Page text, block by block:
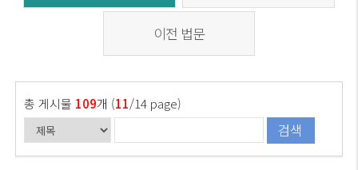
이전 법문
총 게시물 109개 (11/14 page)
검색